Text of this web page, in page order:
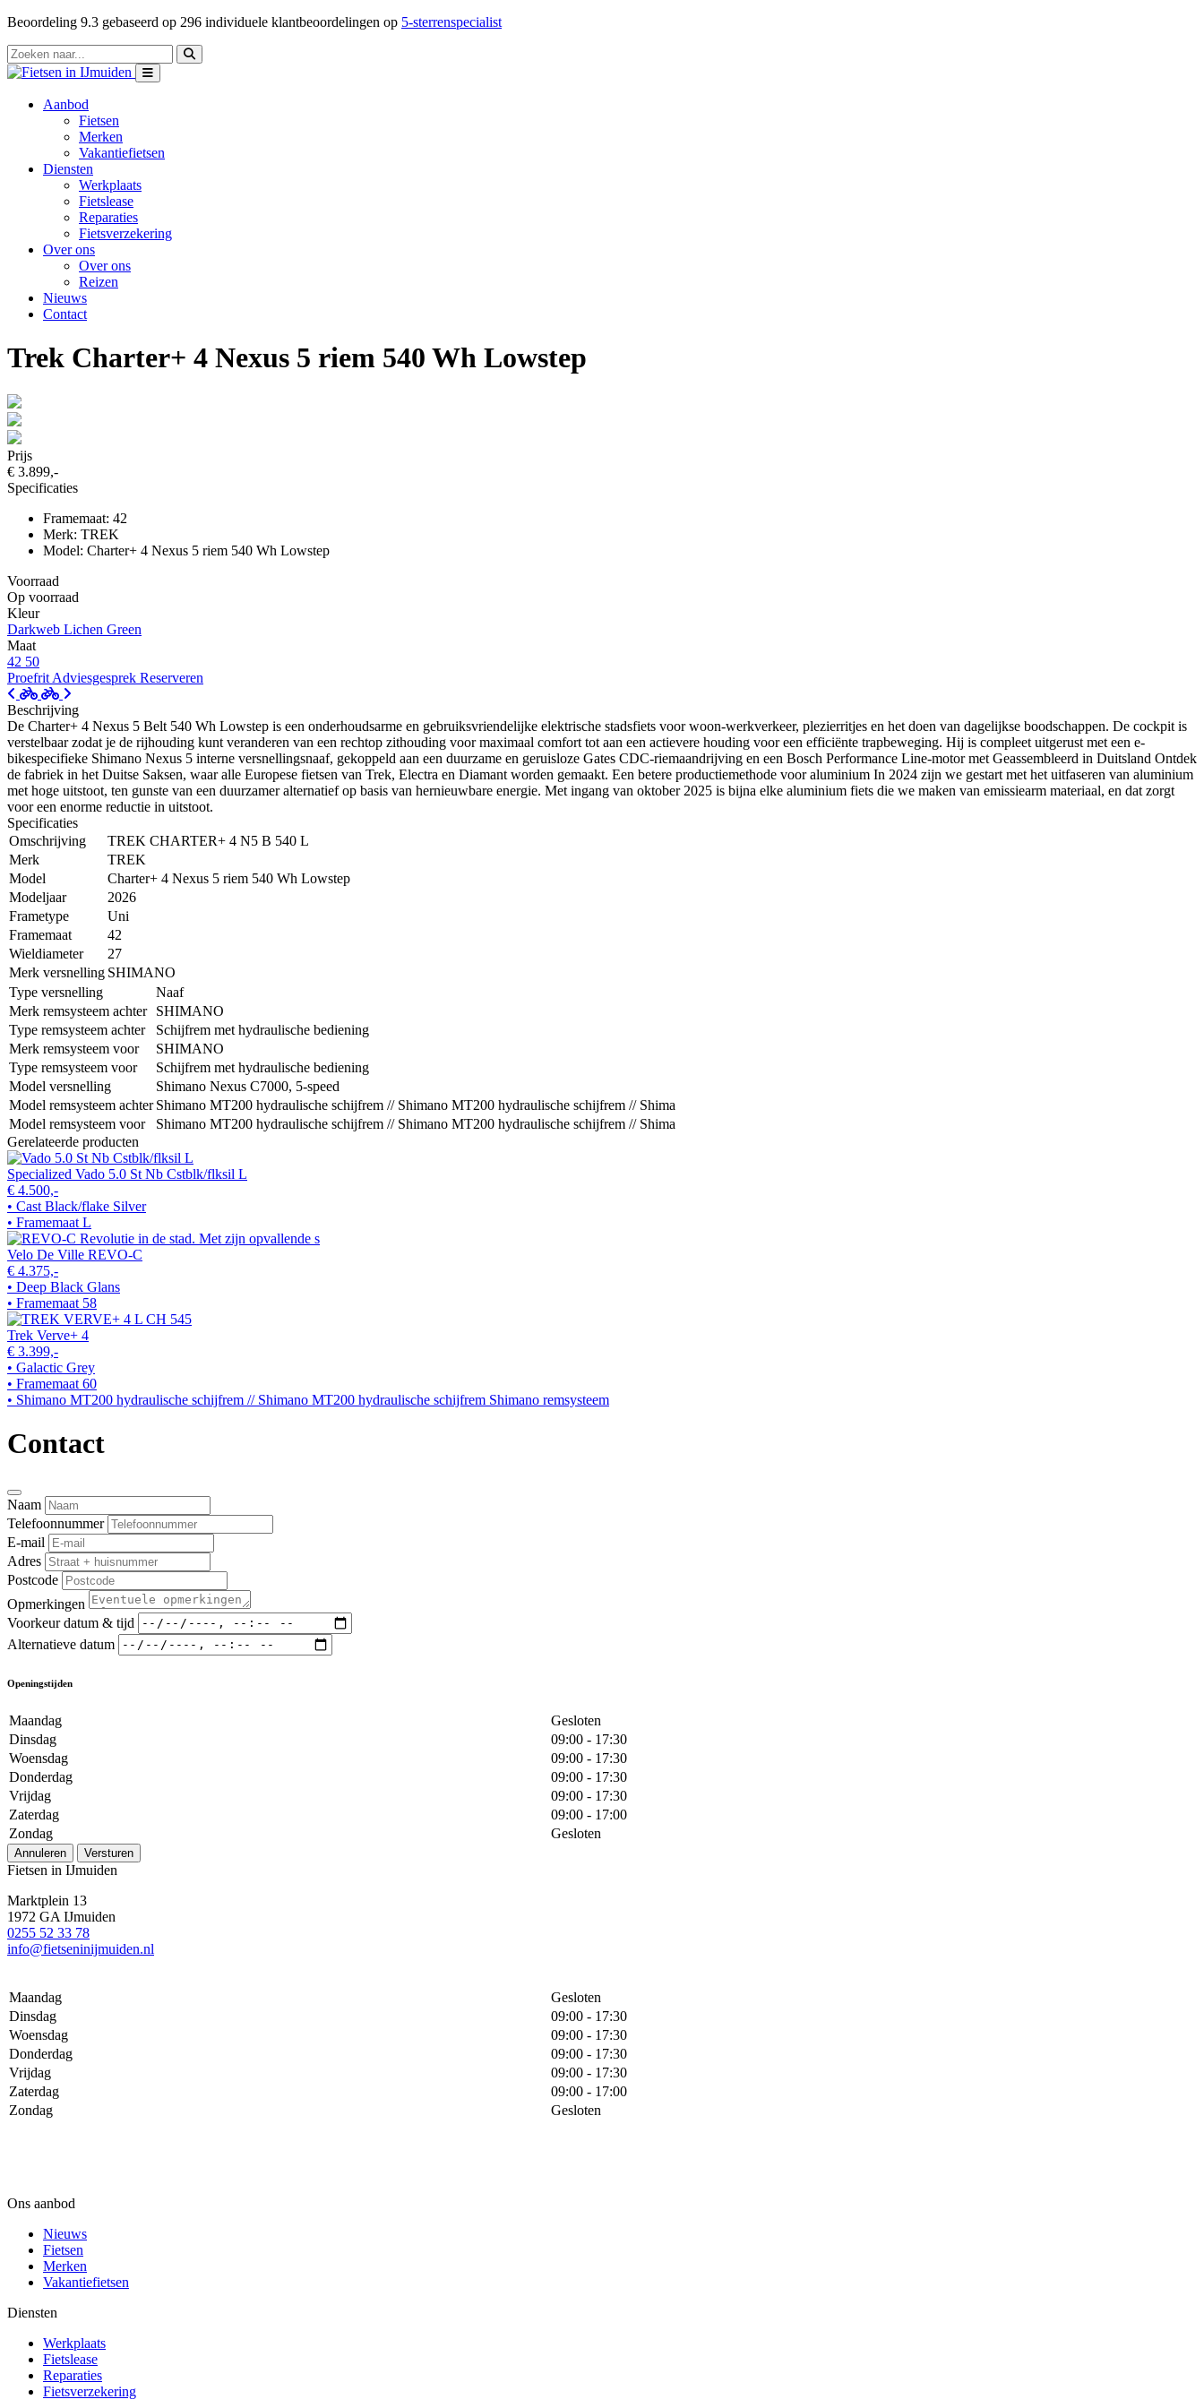
Beoordeling 9.3 gebaseerd op 296 individuele klantbeoordelingen op 5-sterrenspecialist
Aanbod
Fietsen
Merken
Vakantiefietsen
Diensten
Werkplaats
Fietslease
Reparaties
Fietsverzekering
Over ons
Over ons
Reizen
Nieuws
Contact
Trek Charter+ 4 Nexus 5 riem 540 Wh Lowstep
Prijs
€ 3.899,-
Specificaties
Framemaat: 42
Merk: TREK
Model: Charter+ 4 Nexus 5 riem 540 Wh Lowstep
Voorraad
Op voorraad
Kleur
Darkweb Lichen Green
Maat
42 50
Proefrit Adviesgesprek Reserveren
Beschrijving
De Charter+ 4 Nexus 5 Belt 540 Wh Lowstep is een onderhoudsarme en gebruiksvriendelijke elektrische stadsfiets voor woon-werkverkeer, plezierritjes en het doen van dagelijkse boodschappen. De cockpit is
verstelbaar zodat je de rijhouding kunt veranderen van een rechtop zithouding voor maximaal comfort tot aan een actievere houding voor een efficiënte trapbeweging. Hij is compleet uitgerust met een e-
bikespecifieke Shimano Nexus 5 interne versnellingsnaaf, gekoppeld aan een duurzame en geruisloze Gates CDC-riemaandrijving en een Bosch Performance Line-motor met Geassembleerd in Duitsland Ontdek
de fabriek in het Duitse Saksen, waar alle Europese fietsen van Trek, Electra en Diamant worden gemaakt. Een betere productiemethode voor aluminium In 2024 zijn we gestart met het uitfaseren van aluminium
met hoge uitstoot, ten gunste van een duurzamer alternatief op basis van hernieuwbare energie. Met ingang van oktober 2025 is bijna elke aluminium fiets die we maken van emissiearm materiaal, en dat zorgt
voor een enorme reductie in uitstoot.
Specificaties
Omschrijving
TREK CHARTER+ 4 N5 B 540 L
Merk
TREK
Model
Charter+ 4 Nexus 5 riem 540 Wh Lowstep
Modeljaar
2026
Frametype
Uni
Framemaat
42
Wieldiameter
27
Merk versnelling SHIMANO
Type versnelling
Naaf
Merk remsysteem achter
SHIMANO
Type remsysteem achter
Schijfrem met hydraulische bediening
Merk remsysteem voor
SHIMANO
Type remsysteem voor
Schijfrem met hydraulische bediening
Model versnelling
Shimano Nexus C7000, 5-speed
Model remsysteem achter Shimano MT200 hydraulische schijfrem // Shimano MT200 hydraulische schijfrem // Shima
Model remsysteem voor
Shimano MT200 hydraulische schijfrem // Shimano MT200 hydraulische schijfrem // Shima
Gerelateerde producten
Specialized Vado 5.0 St Nb Cstblk/flksil L
€ 4.500,-
• Cast Black/flake Silver
• Framemaat L
Velo De Ville REVO-C
€ 4.375,-
• Deep Black Glans
• Framemaat 58
Trek Verve+ 4
€ 3.399,-
• Galactic Grey
• Framemaat 60
• Shimano MT200 hydraulische schijfrem // Shimano MT200 hydraulische schijfrem Shimano remsysteem
Contact
Naam
Telefoonnummer
E-mail
Adres
Postcode
Opmerkingen
Voorkeur datum & tijd
Alternatieve datum
Openingstijden
Maandag
Gesloten
Dinsdag
09:00 - 17:30
Woensdag
09:00 - 17:30
Donderdag
09:00 - 17:30
Vrijdag
09:00 - 17:30
Zaterdag
09:00 - 17:00
Zondag
Gesloten
Annuleren Versturen
Fietsen in IJmuiden
Marktplein 13
1972 GA IJmuiden
0255 52 33 78
info@fietseninijmuiden.nl
Maandag
Gesloten
Dinsdag
09:00 - 17:30
Woensdag
09:00 - 17:30
Donderdag
09:00 - 17:30
Vrijdag
09:00 - 17:30
Zaterdag
09:00 - 17:00
Zondag
Gesloten
Ons aanbod
Nieuws
Fietsen
Merken
Vakantiefietsen
Diensten
Werkplaats
Fietslease
Reparaties
Fietsverzekering